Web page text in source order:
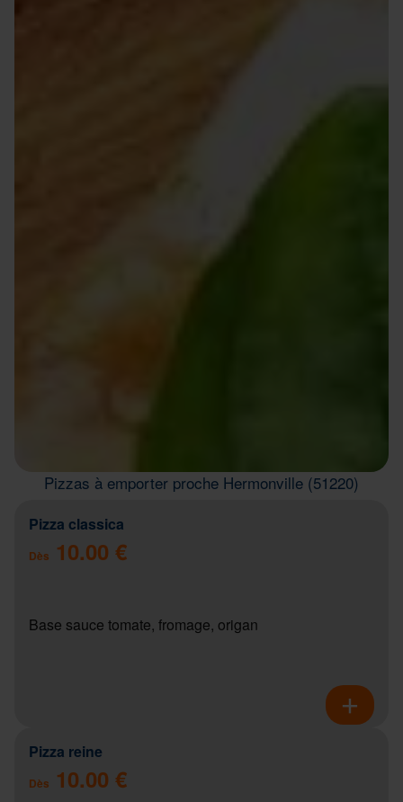
Pizzas à emporter proche Hermonville (51220)
Pizza classica
Dès 10.00 €
Base sauce tomate, fromage, origan
Pizza reine
Dès 10.00 €